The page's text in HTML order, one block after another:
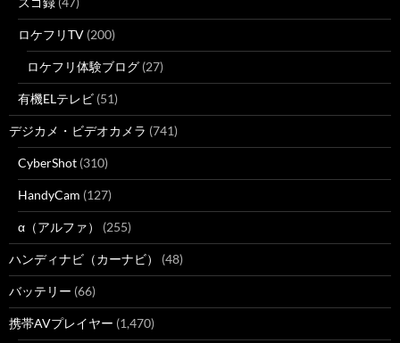
ロケフリTV (200)
ロケフリ体験ブログ (27)
有機ELテレビ (51)
デジカメ・ビデオカメラ (741)
CyberShot (310)
HandyCam (127)
α（アルファ） (255)
ハンディナビ（カーナビ） (48)
バッテリー (66)
携帯AVプレイヤー (1,470)